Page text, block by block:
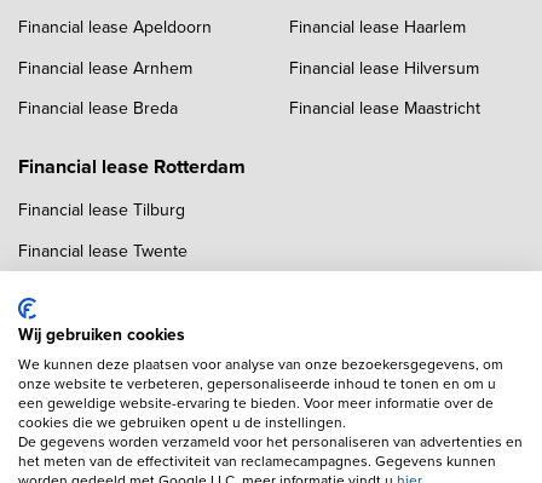
Financial lease Apeldoorn
Financial lease Arnhem
Financial lease Breda
Financial lease Haarlem
Financial lease Hilversum
Financial lease Maastricht
Financial lease Rotterdam
Financial lease Tilburg
Financial lease Twente
Financial lease Utrecht
Financial lease Zwolle
Wij gebruiken cookies
We kunnen deze plaatsen voor analyse van onze bezoekersgegevens, om
onze website te verbeteren, gepersonaliseerde inhoud te tonen en om u
een geweldige website-ervaring te bieden. Voor meer informatie over de
cookies die we gebruiken opent u de instellingen.
De gegevens worden verzameld voor het personaliseren van advertenties en
het meten van de effectiviteit van reclamecampagnes. Gegevens kunnen